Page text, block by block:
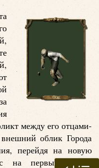
между его отцами-
облик Города
перейдя на новую
на первый взгляд